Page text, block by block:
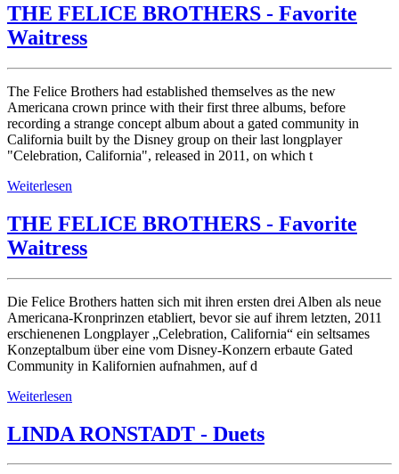
THE FELICE BROTHERS - Favorite
Waitress
The Felice Brothers had established themselves as the new
Americana crown prince with their first three albums, before
recording a strange concept album about a gated community in
California built by the Disney group on their last longplayer
"Celebration, California", released in 2011, on which t
Weiterlesen
THE FELICE BROTHERS - Favorite
Waitress
Die Felice Brothers hatten sich mit ihren ersten drei Alben als neue
Americana-Kronprinzen etabliert, bevor sie auf ihrem letzten, 2011
erschienenen Longplayer „Celebration, California“ ein seltsames
Konzeptalbum über eine vom Disney-Konzern erbaute Gated
Community in Kalifornien aufnahmen, auf d
Weiterlesen
LINDA RONSTADT - Duets